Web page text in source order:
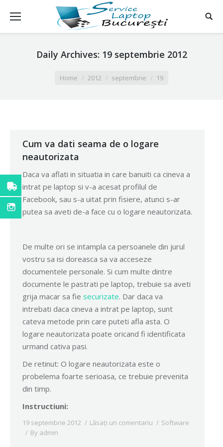
Daily Archives: 19 septembrie 2012
Home 2012 septembrie 19
Cum va dati seama de o logare
neautorizata
Daca va aflati in situatia in care banuiti ca cineva a
intrat pe laptop si v-a acesat profilul de
Facebook, sau s-a uitat prin fisiere, atunci s-ar
putea sa aveti de-a face cu o logare neautorizata.
De multe ori se intampla ca persoanele din jurul
vostru sa isi doreasca sa va acceseze
documentele personale. Si cum multe dintre
documente le pastrati pe laptop, trebuie sa aveti
grija macar sa fie securizate. Dar daca va
intrebati daca cineva a intrat pe laptop, sunt
cateva metode prin care puteti afla asta. O
logare neautorizata poate oricand fi identificata
urmand cativa pasi.
De retinut: O logare neautorizata este o
probelema foarte serioasa, ce trebuie prevenita
din timp.
Instructiuni:
19 septembrie 2012 Lăsați un comentariu
Software
By admin